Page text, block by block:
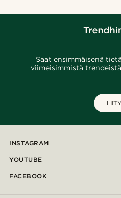
Saat ensimmäisenä
viimeisimmistä
LIITY
INSTAGRAM
YOUTUBE
FACEBOOK